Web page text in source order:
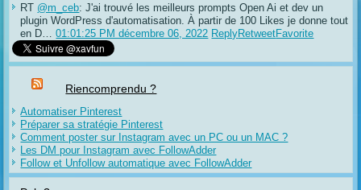
RT @m_ceb: J'ai trouvé les meilleurs prompts Open Ai et dev un
plugin WordPress d'automatisation. À partir de 100 Likes je donne tout
en D…
01:01:25 PM décembre 06, 2022 ReplyRetweetFavorite
Riencomprendu ?
Automatiser Pinterest
Préparer sa stratégie Pinterest
Comment poster sur Instagram avec un PC ou un MAC ?
Les DM pour Instagram avec FollowAdder
Follow et Unfollow automatique avec FollowAdder